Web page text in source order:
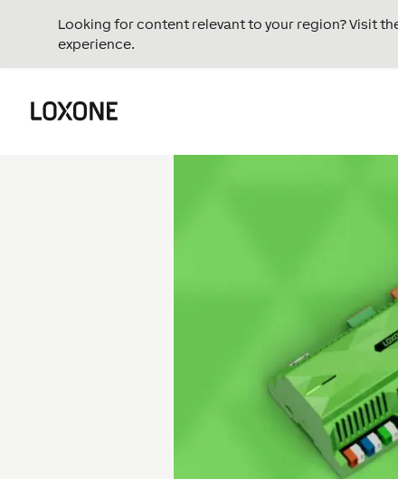
Looking for content relevant to your region? Visit
experience.